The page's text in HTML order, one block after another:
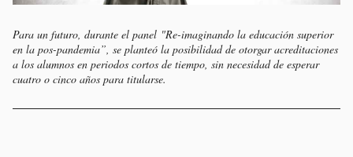
Para un futuro, durante el panel "Re-imaginando la educación superior
en la pos-pandemia” , se planteó la posibilidad de otorgar acreditaciones
a los alumnos en periodos cortos de tiempo, sin necesidad de esperar
cuatro o cinco años para titularse.